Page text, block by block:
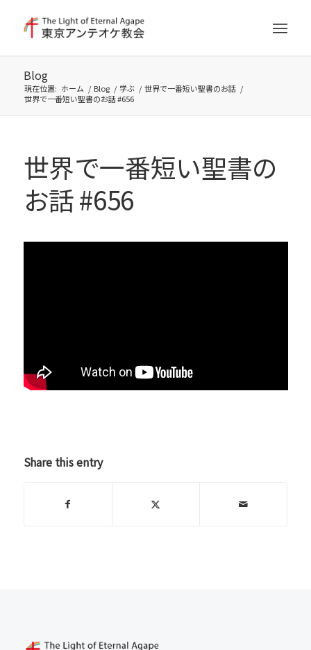
Blog
現在位置: ホーム / Blog / 学ぶ / 世界で一番短い聖書のお話 /
世界で一番短い聖書のお話 #656
世界で一番短い聖書の
お話 #656
Share this entry